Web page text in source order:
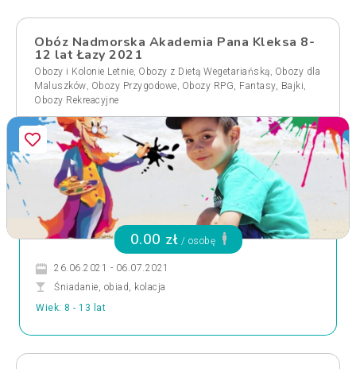
Obóz Nadmorska Akademia Pana Kleksa 8-
12 lat Łazy 2021
Obozy i Kolonie Letnie, Obozy z Dietą Wegetariańską, Obozy dla
Maluszków, Obozy Przygodowe, Obozy RPG, Fantasy, Bajki,
Obozy Rekreacyjne
0.00 zł / osobę
26.06.2021 - 06.07.2021
Śniadanie, obiad, kolacja
Wiek: 8 - 13 lat